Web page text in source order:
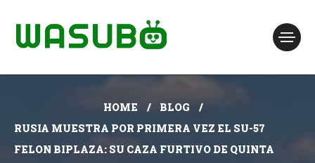
HOME
BLOG
RUSIA MUESTRA POR PRIMERA VEZ EL SU-57
FELON BIPLAZA: SU CAZA FURTIVO DE QUINTA